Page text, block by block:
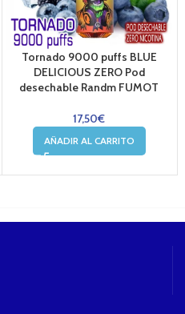
Tornado 9000 puffs BLUE
DELICIOUS ZERO Pod
desechable Randm FUMOT
17,50€
AÑADIR AL CARRITO